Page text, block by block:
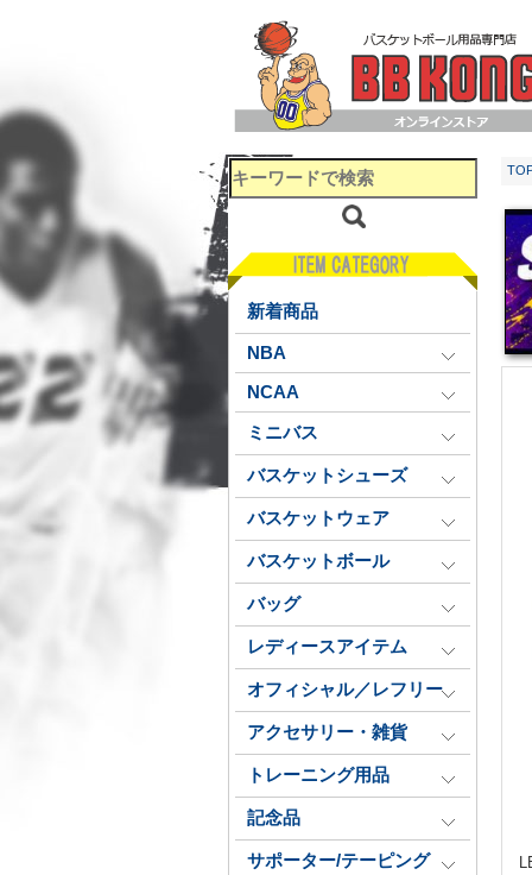
新着商品
NBA
NCAA
ミニバス
バスケットシューズ
バスケットウェア
バスケットボール
バッグ
レディースアイテム
オフィシャル／レフリー
アクセサリー・雑貨
トレーニング用品
記念品
サポーター/テーピング